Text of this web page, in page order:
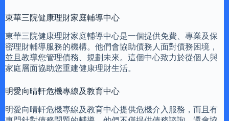
東華三院健康理財家庭輔導中心
東華三院健康理財家庭輔導中心是一個提供免費、專業及保
密理財輔導服務的機構。他們會協助債務人面對債務困境，
並且教導您管理債務、規劃未來。這個中心致力於從個人與
家庭層面協助您重建健康理財生活。
明愛向晴軒危機專線及教育中心
明愛向晴軒危機專線及教育中心提供危機介入服務，而且有